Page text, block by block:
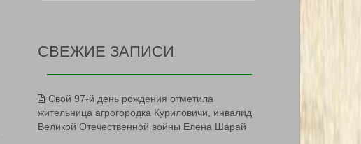
СВЕЖИЕ ЗАПИСИ
Свой 97-й день рождения отметила
жительница агрогородка Куриловичи, инвалид
Великой Отечественной войны Елена Шарай